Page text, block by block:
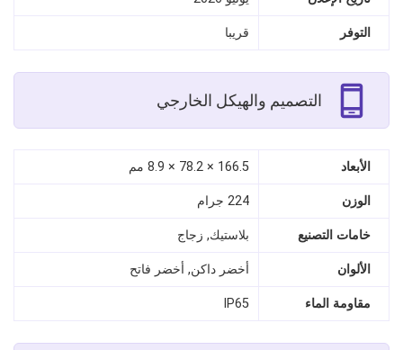
التوفر قريبا
التصميم والهيكل الخارجي
الأبعاد 166.5 × 78.2 × 8.9 مم
الوزن 224 جرام
خامات التصنيع بلاستيك, زجاج
الألوان أخضر داكن, أخضر فاتح
مقاومة الماء IP65